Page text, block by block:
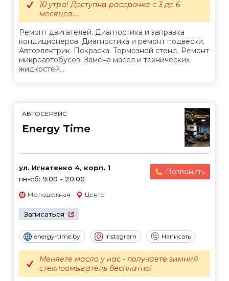
Ремонт двигателей. Диагностика и заправка
кондиционеров. Диагностика и ремонт подвески.
Автоэлектрик. Покраска. Тормозной стенд. Ремонт
микроавтобусов. Замена масел и технических
жидкостей....
10 утра! Доступна рассрочка с 3 до 6
месяцев....
АВТОСЕРВИС
Energy Time
ул. Игнатенко 4, корп. 1
пн-сб: 9:00 - 20:00
Позвонить
Молодежная Центр
Записаться
energy-time.by Instagram Написать
Меняете масло у нас - получаете зимний
стеклоомыватель бесплатно!